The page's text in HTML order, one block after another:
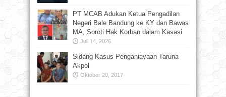
PT MCAB Adukan Ketua Pengadilan
Negeri Bale Bandung ke KY dan Bawas
MA, Soroti Hak Korban dalam Kasasi
Juli 14, 2026
Sidang Kasus Penganiayaan Taruna
Akpol
Oktober 20, 2017